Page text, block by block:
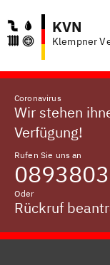
KVN
Klempner
Coronavirus
Wir stehen
Verfügung!
Rufen Sie uns an
Oder
Rückruf